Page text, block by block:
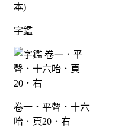
字鑑
卷一．平聲．十六
咍．頁20．右